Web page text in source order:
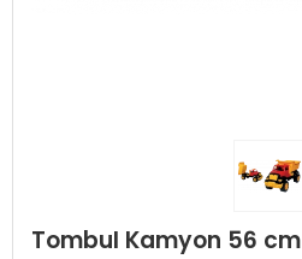
Tombul Kamyon 56 cm